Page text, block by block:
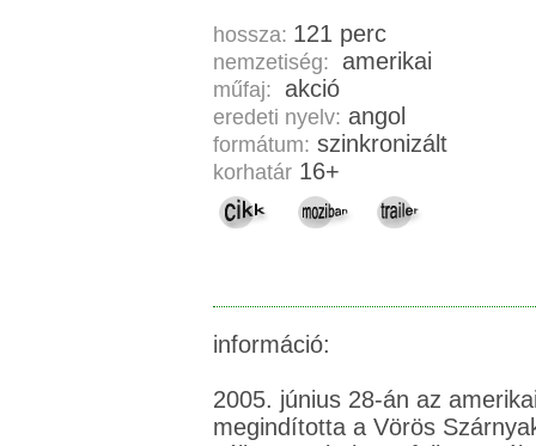
hossza: 121 perc
nemzetiség: amerikai
műfaj: akció
eredeti nyelv: angol
formátum: szinkronizált
korhatár 16+
információ:
2005. június 28-án az
megindította a Vörös